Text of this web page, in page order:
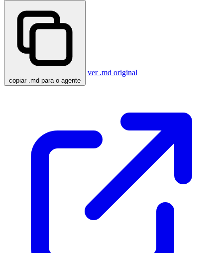
copiar .md para o agente
ver .md original